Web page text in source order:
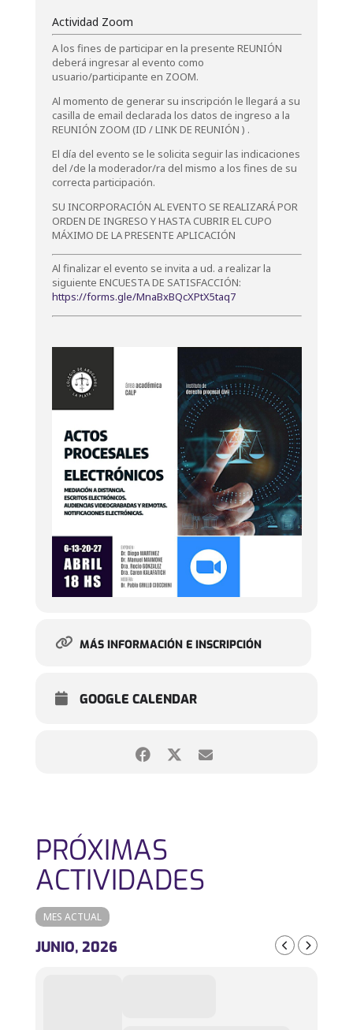
Actividad Zoom
A los fines de participar en la presente REUNIÓN
deberá ingresar al evento como
usuario/participante en ZOOM.
Al momento de generar su inscripción le llegará a su
casilla de email declarada los datos de ingreso a la
REUNIÓN ZOOM (ID / LINK DE REUNIÓN ) .
El día del evento se le solicita seguir las indicaciones
del /de la moderador/ra del mismo a los fines de su
correcta participación.
SU INCORPORACIÓN AL EVENTO SE REALIZARÁ POR
ORDEN DE INGRESO Y HASTA CUBRIR EL CUPO
MÁXIMO DE LA PRESENTE APLICACIÓN
Al finalizar el evento se invita a ud. a realizar la
siguiente ENCUESTA DE SATISFACCIÓN:
https://forms.gle/MnaBxBQcXPtX5taq7
MÁS INFORMACIÓN E INSCRIPCIÓN
GOOGLE CALENDAR
PRÓXIMAS
ACTIVIDADES
MES ACTUAL
JUNIO, 2026